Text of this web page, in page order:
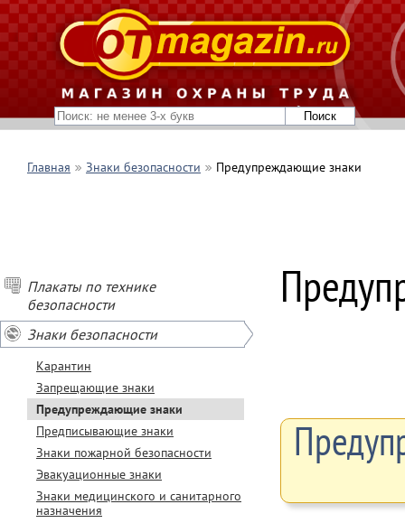
Главная Знаки безопасности Предупреждающие знаки
Плакаты по технике
безопасности
Знаки безопасности
Карантин
Запрещающие знаки
Предупреждающие знаки
Предписывающие знаки
Знаки пожарной безопасности
Эвакуационные знаки
Знаки медицинского и санитарного
назначения